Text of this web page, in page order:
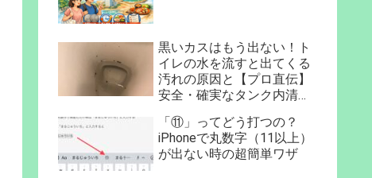
黒いカスはもう出ない！ト
イレの水を流すと出てくる
汚れの原因と【プロ直伝】
安全・確実なタンク内清掃
「⑪」ってどう打つの？
iPhoneで丸数字（11以上）
が出ない時の超簡単ワザ